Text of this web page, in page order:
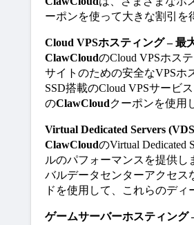
ーポンを使って大きな割引を
Cloud VPSホスティング – 最
ClawCloudのCloud VPSホス
サイトのための安全なVPSホ
SSD搭載のCloud VPSサービ
のClawCloudクーポンを使用
Virtual Dedicated Servers
ClawCloudのVirtual
ルのパフォーマンスを提供
バルデータセンターアクセス
ドを使用して、これらのディ
ゲームサーバーホスティング